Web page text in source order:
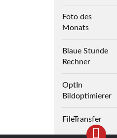
Foto des
Monats
Blaue Stunde
Rechner
OptIn
Bildoptimierer
FileTransfer